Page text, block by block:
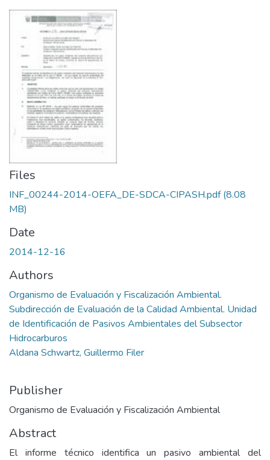
Files
INF_00244-2014-OEFA_DE-SDCA-CIPASH.pdf(8.08
MB)
Date
2014-12-16
Authors
Organismo de Evaluación y Fiscalización Ambiental.
Subdirección de Evaluación de la Calidad Ambiental. Unidad
de Identificación de Pasivos Ambientales del Subsector
Hidrocarburos
Aldana Schwartz, Guillermo Filer
Publisher
Organismo de Evaluación y Fiscalización Ambiental
Abstract
El informe técnico identifica un pasivo ambiental del